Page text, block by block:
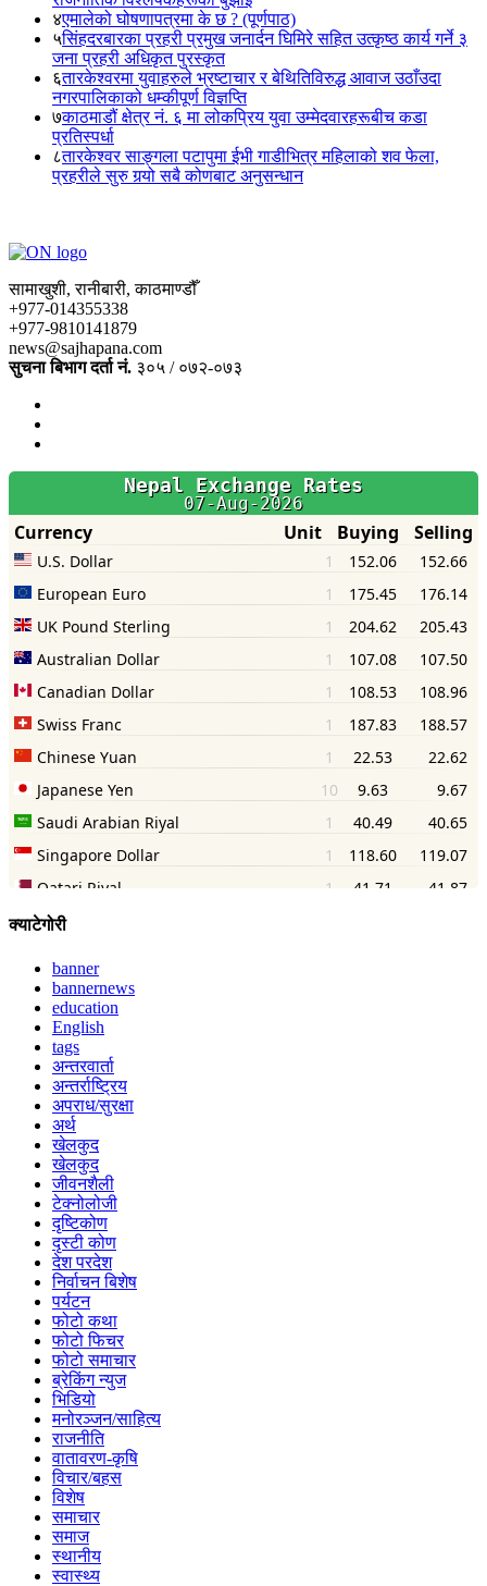
४एमालेको घोषणापत्रमा के छ ? (पूर्णपाठ)
५सिंहदरबारका प्रहरी प्रमुख जनार्दन घिमिरे सहित उत्कृष्ठ कार्य गर्ने ३
जना प्रहरी अधिकृत पुरस्कृत
६तारकेश्वरमा युवाहरुले भ्रष्टाचार र बेथितिविरुद्ध आवाज उठाँउदा
नगरपालिकाको धम्कीपूर्ण विज्ञप्ति
७काठमाडौं क्षेत्र नं. ६ मा लोकप्रिय युवा उम्मेदवारहरूबीच कडा
प्रतिस्पर्धा
८तारकेश्वर साङ्गला पटापुमा ईभी गाडीभित्र महिलाको शव फेला,
प्रहरीले सुरु गर्‍यो सबै कोणबाट अनुसन्धान
सामाखुशी, रानीबारी, काठमाण्डौँ
+977-014355338
+977-9810141879
news@sajhapana.com
सुचना बिभाग दर्ता नं. ३०५ / ०७२-०७३
क्याटेगोरी
banner
bannernews
education
English
tags
अन्तरवार्ता
अन्तर्राष्ट्रिय
अपराध/सुरक्षा
अर्थ
खेलकुद
खेलकुद
जीवनशैली
टेक्नोलोजी
दृष्टिकोण
दृस्टी कोण
देश परदेश
निर्वाचन बिशेष
पर्यटन
फोटो कथा
फोटो फिचर
फोटो समाचार
ब्रेकिंग न्युज
भिडियो
मनोरञ्जन/साहित्य
राजनीति
वातावरण-कृषि
विचार/बहस
विशेष
समाचार
समाज
स्थानीय
स्वास्थ्य